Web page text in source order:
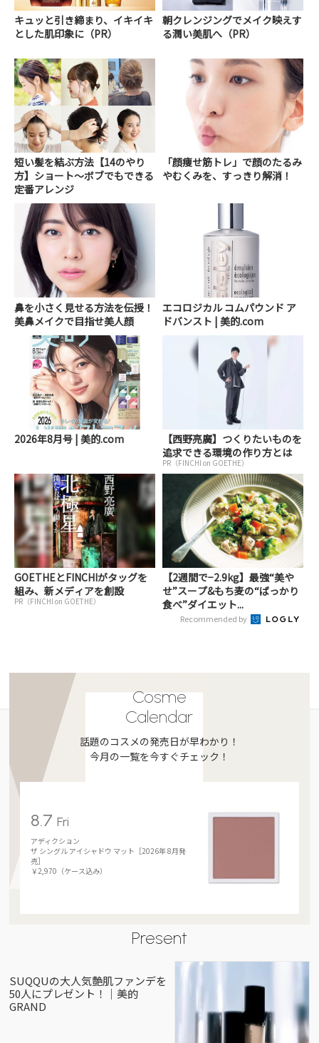
キュッと引き締まり、イキイキ
とした肌印象に（PR）
朝クレンジングでメイク映えす
る潤い美肌へ（PR）
短い髪を結ぶ方法【14のやり
方】ショート～ボブでもできる
定番アレンジ
「顔痩せ筋トレ」で顔のたるみ
やむくみを、すっきり解消！
鼻を小さく見せる方法を伝授！
美鼻メイクで目指せ美人顔
エコロジカル コムパウンド ア
ドバンスト | 美的.com
2026年8月号 | 美的.com
【西野亮廣】つくりたいものを
追求できる環境の作り方とは
PR（FINCHI on GOETHE）
GOETHEとFINCHIがタッグを
組み、新メディアを創設
PR（FINCHI on GOETHE）
【2週間で−2.9kg】最強“美や
せ”スープ&もち麦の“ばっかり
食べ”ダイエット...
Recommended by
Cosme
Calendar
話題のコスメの発売日が早わかり！
今月の一覧を今すぐチェック！
8.7Fri
アディクション
ザ シングル アイシャドウ マット［2026年 8月発
売］
￥2,970（ケース込み）
Present
SUQQUの大人気艶肌ファンデを
50人にプレゼント！｜美的
GRAND